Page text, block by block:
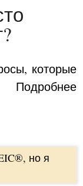
которые
но я